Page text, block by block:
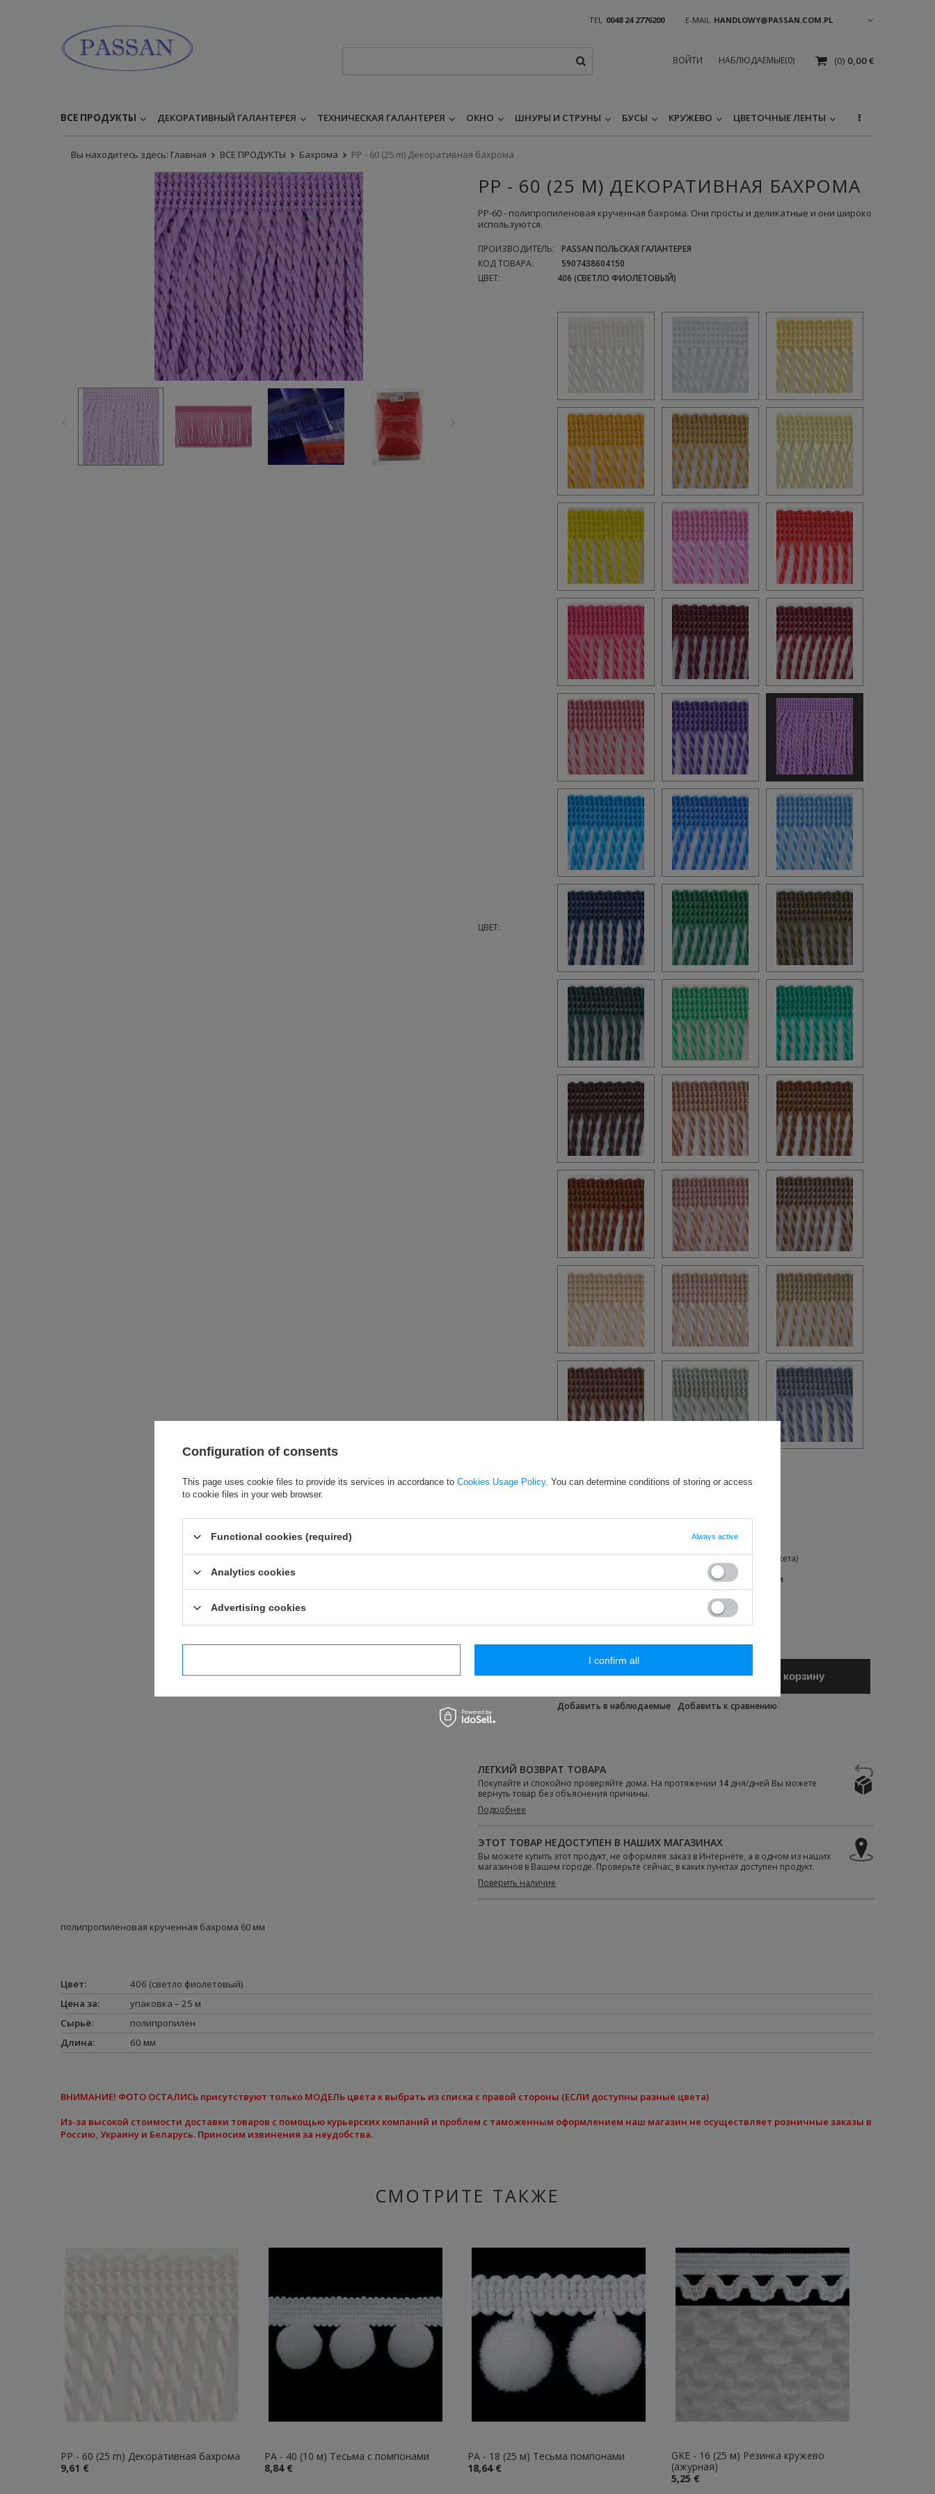
TEL 0048 24 2776200 E-MAIL HANDLOWY@PASSAN.COM.PL
(0) 0,00 €
ВОЙТИ НАБЛЮДАЕМЫЕ(0)
ВСЕ ПРОДУКТЫ ДЕКОРАТИВНЫЙ ГАЛАНТЕРЕЯ ТЕХНИЧЕСКАЯ ГАЛАНТЕРЕЯ ОКНО ШНУРЫ И СТРУНЫ БУСЫ КРУЖЕВО ЦВЕТОЧНЫЕ ЛЕНТЫ
Вы находитесь здесь: Главная ВСЕ ПРОДУКТЫ Бахрома PP - 60 (25 m) Декоративная бахрома
PP - 60 (25 M) ДЕКОРАТИВНАЯ БАХРОМА
PP-60 - полипропиленовая крученная бахрома. Они просты и деликатные и oни широко
используются.
ПРОИЗВОДИТЕЛЬ:
PASSAN ПОЛЬСКАЯ ГАЛАНТЕРЕЯ
КОД ТОВАРА:
5907438604150
ЦВЕТ:
406 (СВЕТЛО ФИОЛЕТОВЫЙ)
ЦВЕТ:
ДОСТУПНОСТЬ: Продукт доступен в очень большой сумме (84 пакета)
Проверьте время и стоимость доставки
Добавить в корзину
Добавить в наблюдаемые Добавить к сравнению
ЛЕГКИЙ ВОЗВРАТ ТОВАРА
Покупайте и спокойно проверяйте дома. На протяжении 14 дня/дней Вы можете
вернуть товар без объяснения причины.
Подробнее
ЭТОТ ТОВАР НЕДОСТУПЕН В НАШИХ МАГАЗИНАХ
Вы можете купить этот продукт, не оформляя заказ в Интернете, а в одном из наших
магазинов в Вашем городе. Проверьте сейчас, в каких пунктах доступен продукт.
Поверить наличие
полипропиленовая крученная бахрома 60 мм
Цвет:
406 (светло фиолетовый)
Цена за:
упаковка – 25 м
Сырьё:
полипропилен
Длина: 60 мм
ВНИМАНИЕ! ФОТО ОСТАЛИСЬ присутствуют только МОДЕЛЬ цвета к выбрать из списка с правой стороны (ЕСЛИ доступны разные цвета)
Из-за высокой стоимости доставки товаров с помощью курьерских компаний и проблем с таможенным оформлением наш магазин не осуществляет розничные заказы в
Россию, Украину и Беларусь. Приносим извинения за неудобства.
СМОТРИТЕ ТАКЖЕ
PP - 60 (25 m) Декоративная бахрома
9,61 €
PA - 40 (10 м) Тесьма с помпонами
8,84 €
PA - 18 (25 м) Тесьма помпонами
18,64 €
GKE - 16 (25 м) Резинка кружево
(ажурная)
5,25 €
Configuration of consents
This page uses cookie files to provide its services in accordance to Cookies Usage Policy. You can determine conditions of storing or access
to cookie files in your web browser.
Functional cookies (required) Always active
Analytics cookies
Advertising cookies
I confirm all